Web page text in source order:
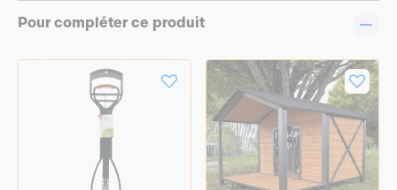
Pour compléter ce produit